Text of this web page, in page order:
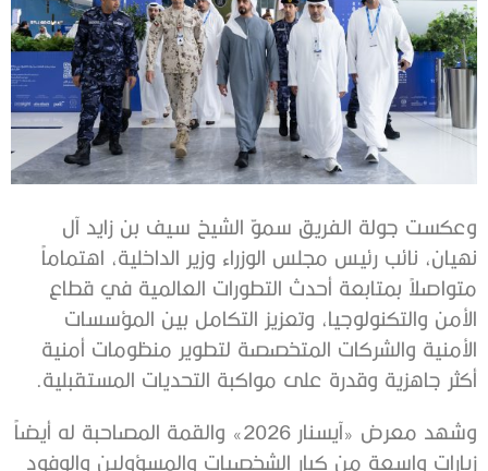
وعكست جولة الفريق سموّ الشيخ سيف بن زايد آل
نهيان، نائب رئيس مجلس الوزراء وزير الداخلية، اهتماماً
متواصلاً بمتابعة أحدث التطورات العالمية في قطاع
الأمن والتكنولوجيا، وتعزيز التكامل بين المؤسسات
الأمنية والشركات المتخصصة لتطوير منظومات أمنية
أكثر جاهزية وقدرة على مواكبة التحديات المستقبلية.
وشهد معرض «آيسنار 2026» والقمة المصاحبة له أيضاً
زيارات واسعة من كبار الشخصيات والمسؤولين والوفود